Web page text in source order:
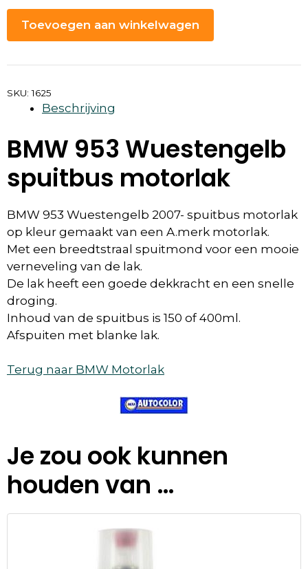
Toevoegen aan winkelwagen
SKU:1625
Beschrijving
BMW 953 Wuestengelb
spuitbus motorlak
BMW 953 Wuestengelb 2007- spuitbus motorlak
op kleur gemaakt van een A.merk motorlak.
Met een breedtstraal spuitmond voor een mooie
verneveling van de lak.
De lak heeft een goede dekkracht en een snelle
droging.
Inhoud van de spuitbus is 150 of 400ml.
Afspuiten met blanke lak.
Terug naar BMW Motorlak
Je zou ook kunnen
houden van …